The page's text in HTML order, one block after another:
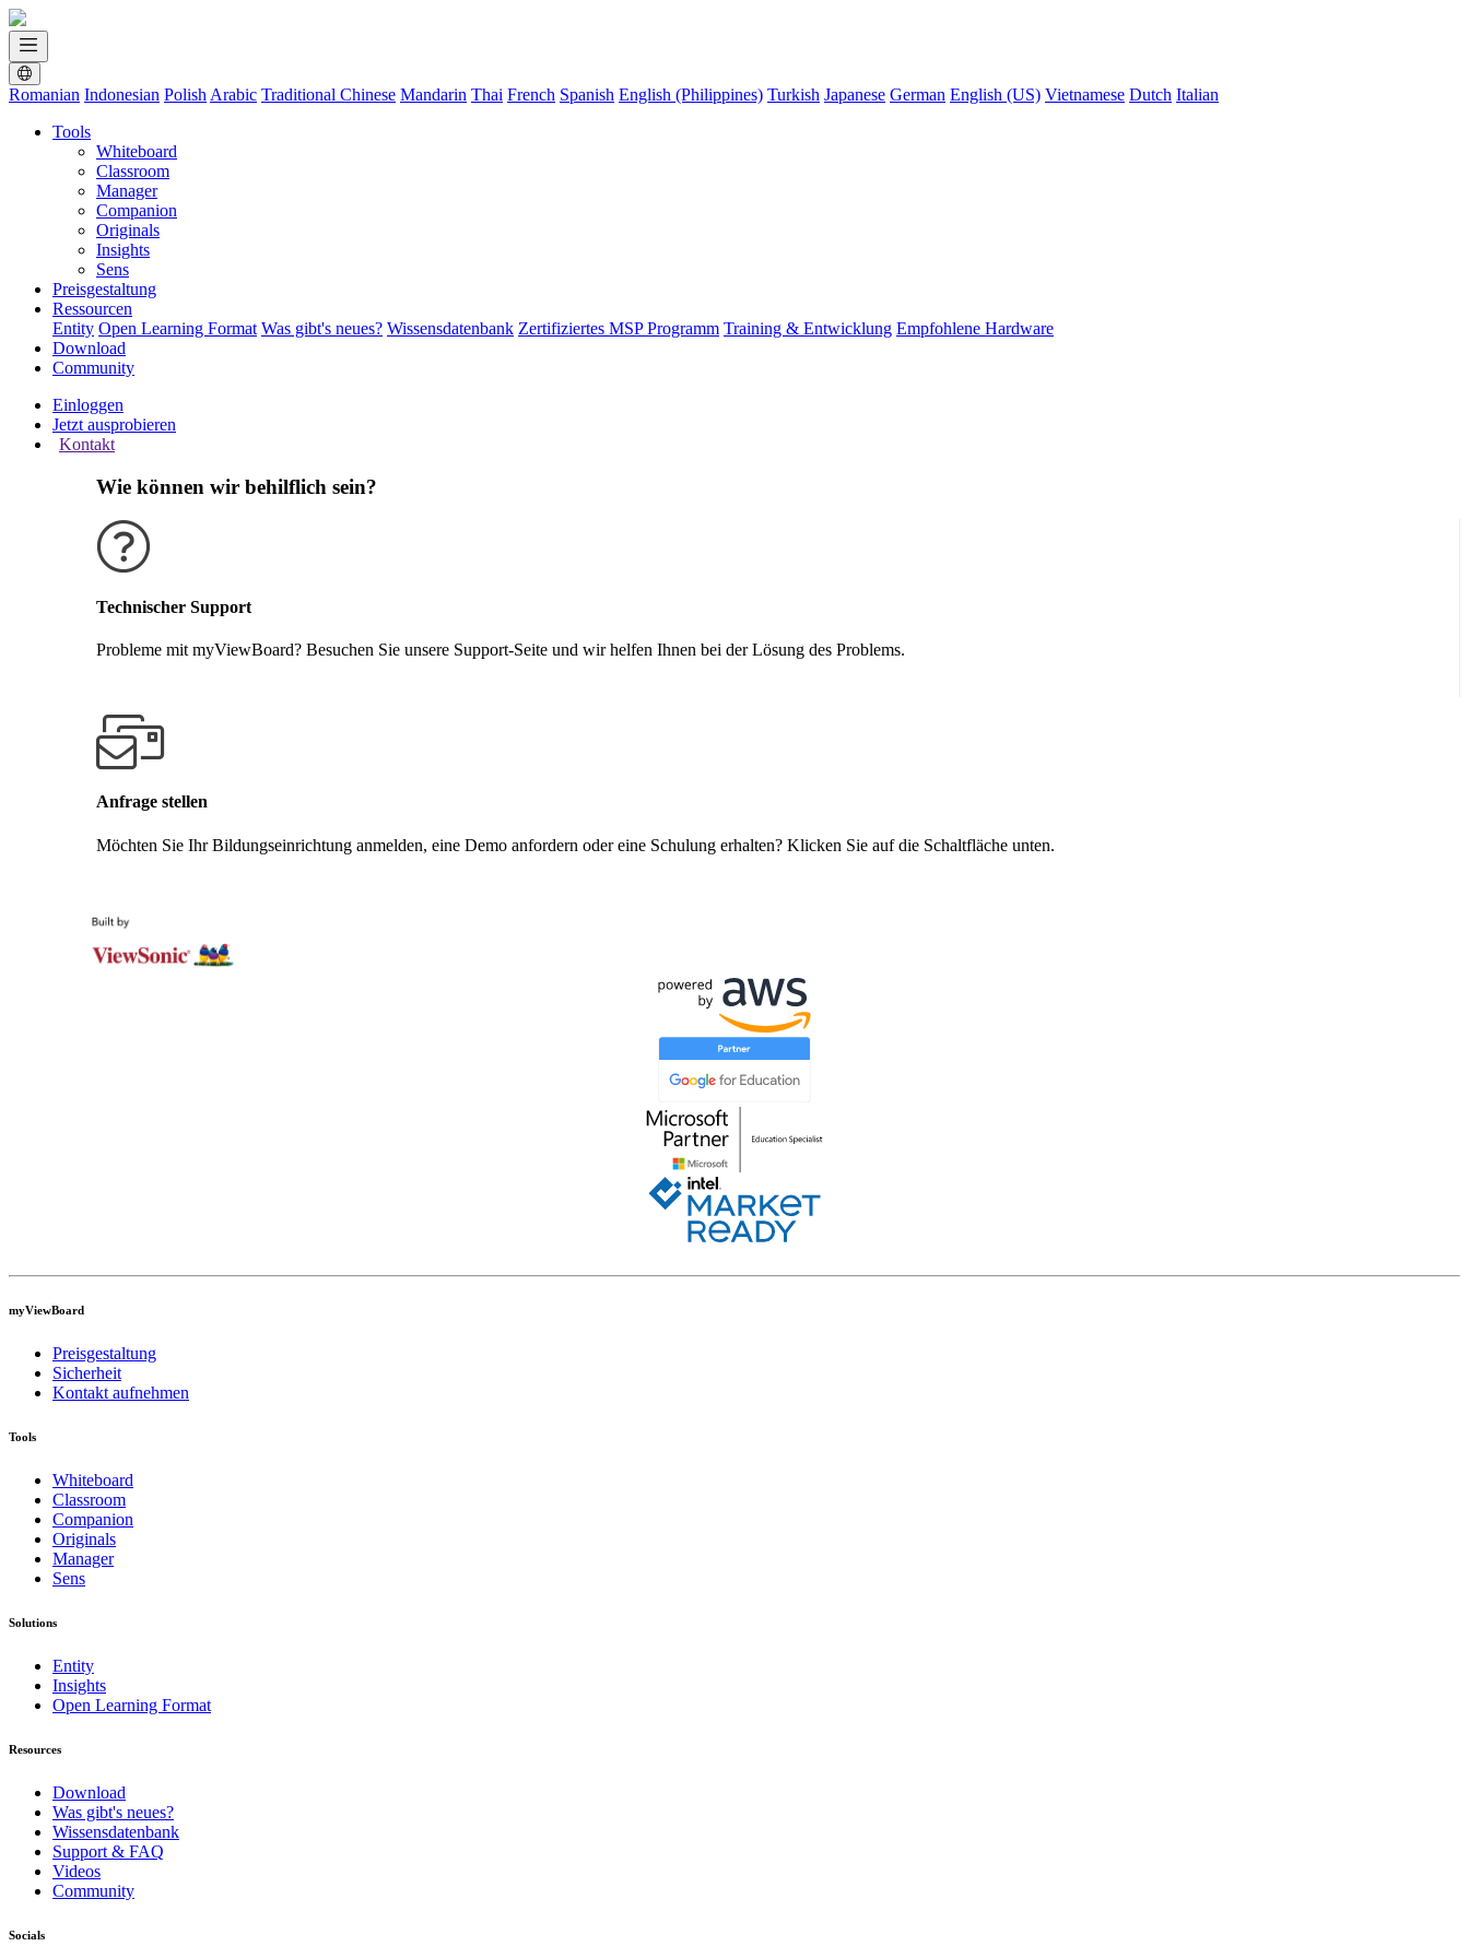
Romanian Indonesian Polish Arabic Traditional Chinese Mandarin Thai French Spanish English (Philippines) Turkish Japanese German English (US) Vietnamese Dutch Italian
Tools
Whiteboard
Classroom
Manager
Companion
Originals
Insights
Sens
Preisgestaltung
Ressourcen
Entity Open Learning Format Was gibt's neues? Wissensdatenbank Zertifiziertes MSP Programm Training & Entwicklung Empfohlene Hardware
Download
Community
Einloggen
Jetzt ausprobieren
Kontakt
Wie können wir behilflich sein?
Technischer Support
Probleme mit myViewBoard? Besuchen Sie unsere Support-Seite und wir helfen Ihnen bei der Lösung des Problems.
Anfrage stellen
Möchten Sie Ihr Bildungseinrichtung anmelden, eine Demo anfordern oder eine Schulung erhalten? Klicken Sie auf die Schaltfläche unten.
myViewBoard
Preisgestaltung
Sicherheit
Kontakt aufnehmen
Tools
Whiteboard
Classroom
Companion
Originals
Manager
Sens
Solutions
Entity
Insights
Open Learning Format
Resources
Download
Was gibt's neues?
Wissensdatenbank
Support & FAQ
Videos
Community
Socials